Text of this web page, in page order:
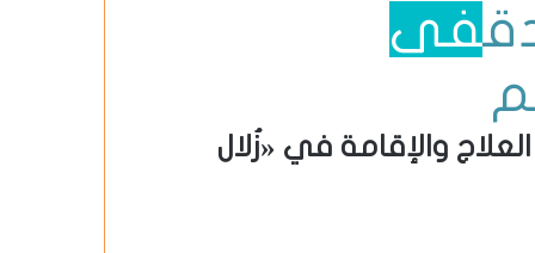
في
خصما 25% على العلاج والإقامة في «زُلال